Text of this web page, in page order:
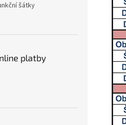
šátky
platby